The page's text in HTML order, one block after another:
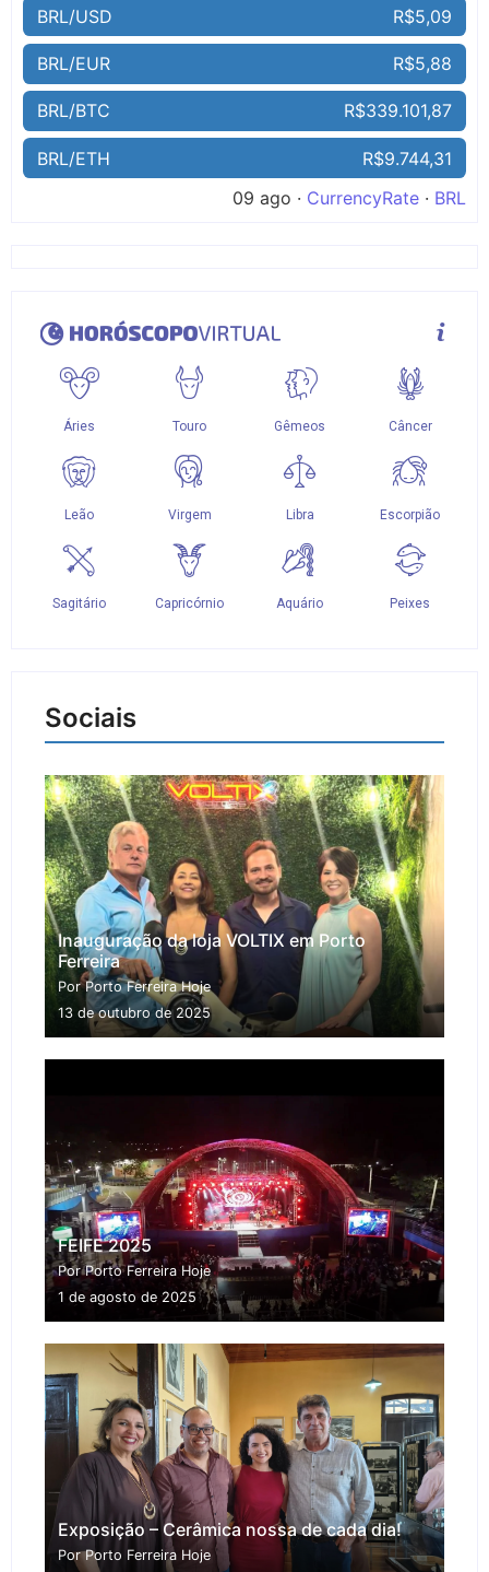
BRL/USD R$5,09
BRL/EUR R$5,88
BRL/BTC R$339.101,87
BRL/ETH
R$9.744,31
09 ago · CurrencyRate · BRL
Sociais
Inauguração da loja VOLTIX em Porto
Ferreira
Por Porto Ferreira Hoje
13 de outubro de 2025
FEIFE 2025
Por Porto Ferreira Hoje
1 de agosto de 2025
Exposição – Cerâmica nossa de cada dia!
Por Porto Ferreira Hoje